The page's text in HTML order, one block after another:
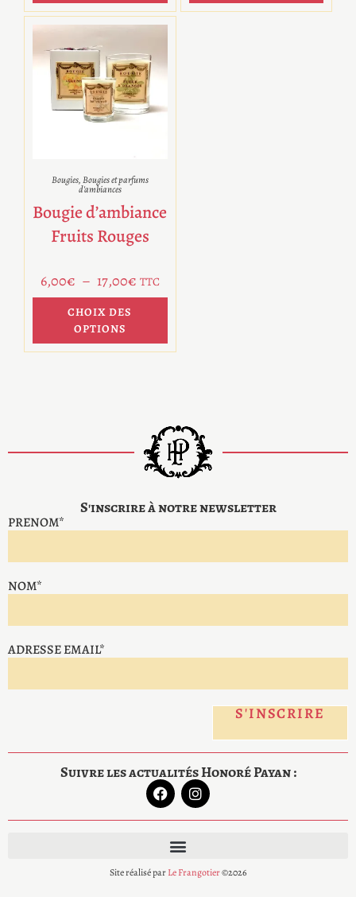
Bougies,Bougies et parfums
d'ambiances
Bougie d’ambiance
Fruits Rouges
6,00€ – 17,00€ TTC
CHOIX DES
OPTIONS
S'inscrire à notre newsletter
PRENOM*
NOM*
ADRESSE EMAIL*
Suivre les actualités Honoré Payan :
Site réalisé parLe Frangotier©2026